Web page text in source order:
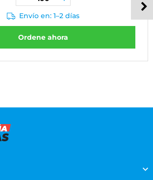
Envío en: 1–2 días
Ordene ahora